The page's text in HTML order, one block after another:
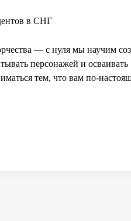
в СНГ
— с нуля мы научим
персонажей и осваивать
тем, что вам по-